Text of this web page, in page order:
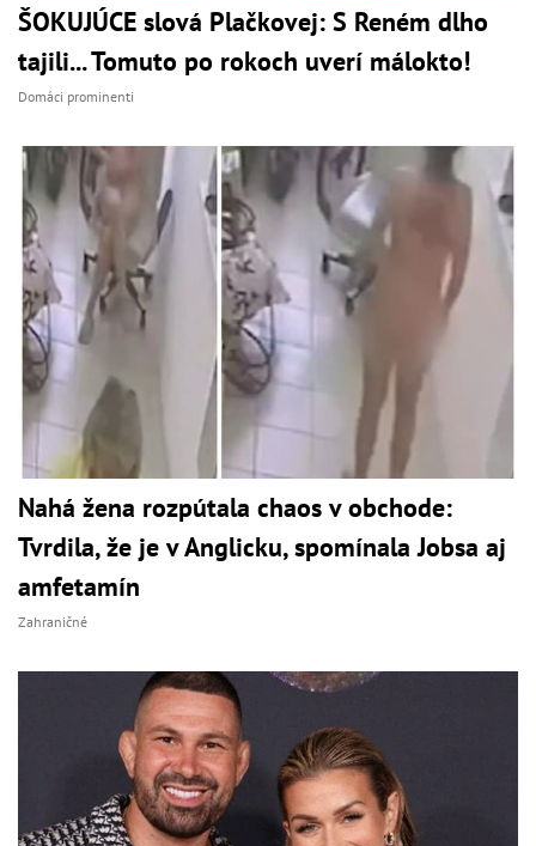
ŠOKUJÚCE slová Plačkovej: S Reném dlho
tajili... Tomuto po rokoch uverí málokto!
Domáci prominenti
Nahá žena rozpútala chaos v obchode:
Tvrdila, že je v Anglicku, spomínala Jobsa aj
amfetamín
Zahraničné